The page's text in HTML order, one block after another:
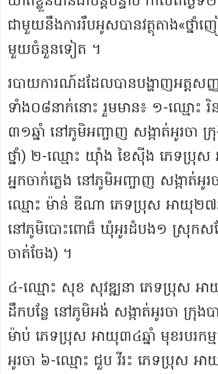
ជាមួយនឹង​ការ​រឹបអូស​បាន​វត្ថុ​តាង​«​ថ្នាំ​ញ
មួយ​ចំនួន​ទៀត ។
របាយការណ៍​ដដែល​បាន​បង្ហាញ​អត្ត
ទាំង​០៨​នាក់​នោះ រួម​មាន​៖ ១-​ឈ្មោះ
៣១​ឆ្នាំ នៅ​ភូមិ​អញ្ចាញ សង្កាត់​អូរ​ចា
ថ្នាំ​) ២-​ឈ្មោះ យ៉ាំ​ង ខៃ​ស៊ី​ង ភេទ​ប្រុស
អ្នក​ចាក់​ភ្លេង នៅ​ភូមិ​អញ្ចាញ សង្កាត់​អូ
ឈ្មោះ ម៉ា​ន់ ឌី​ណា ភេទ​ប្រុស អាយុ​២៧​ឆ្
នៅ​ភូមិ​បោះ​ពោ​ធ៏ ឃុំ​អូរ​ដំបង​១ ស្រុក​សង្
ចាត់ចែង​) ។
៤-​ឈ្មោះ សុខ សុ​វ​ឌ្ឍ​នា ភេទ​ប្រុស អាយុ​
ដឹក​បន្លែ នៅ​ភូមិ​អង់ សង្កាត់​អូរ​ចា ក្រុ
ម៉ា​ប់ ភេទ​ប្រុស អាយុ​៣៤​ឆ្នាំ មុខរបរ​ក
អូរ​ចា ៦-​ឈ្មោះ ជួប វី​រះ ភេទ​ប្រុស អាយុ​